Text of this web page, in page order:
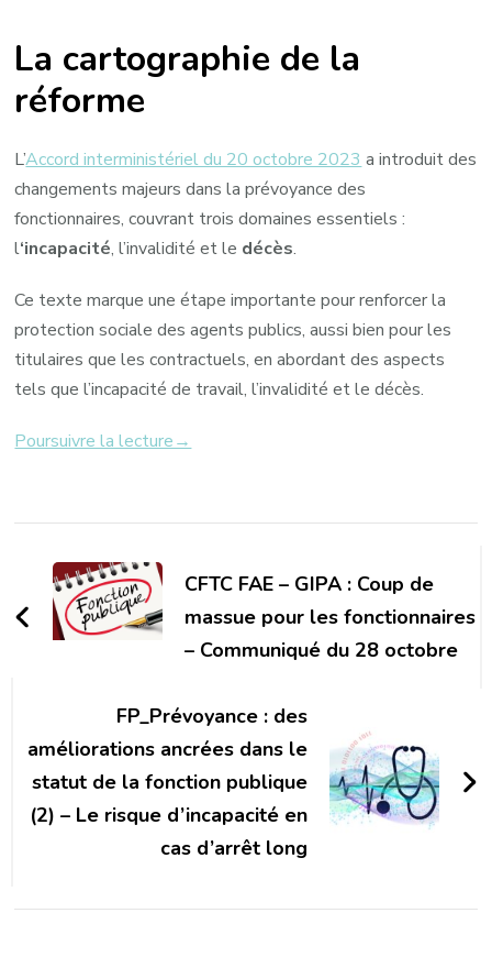
La cartographie de la
réforme
L’Accord interministériel du 20 octobre 2023 a introduit des
changements majeurs dans la prévoyance des
fonctionnaires, couvrant trois domaines essentiels :
l‘incapacité, l’invalidité et le décès.
Ce texte marque une étape importante pour renforcer la
protection sociale des agents publics, aussi bien pour les
titulaires que les contractuels, en abordant des aspects
tels que l’incapacité de travail, l’invalidité et le décès.
Poursuivre la lecture→
d'article
CFTC FAE – GIPA : Coup de
massue pour les fonctionnaires
– Communiqué du 28 octobre
FP_Prévoyance : des
améliorations ancrées dans le
statut de la fonction publique
(2) – Le risque d’incapacité en
cas d’arrêt long